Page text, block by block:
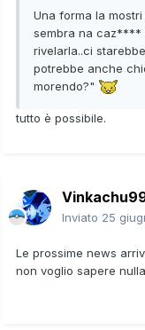
Una forma la
sembra na caz****
rivelarla..ci
potrebbe anche
morendo?"
tutto è possibile.
Inviato 25
Le prossime news
non voglio sapere